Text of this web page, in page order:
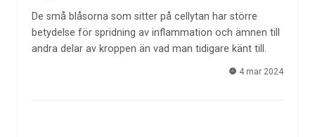
De små blåsorna som sitter på cellytan har större
betydelse för spridning av inflammation och ämnen till
andra delar av kroppen än vad man tidigare känt till.
4 mar 2024